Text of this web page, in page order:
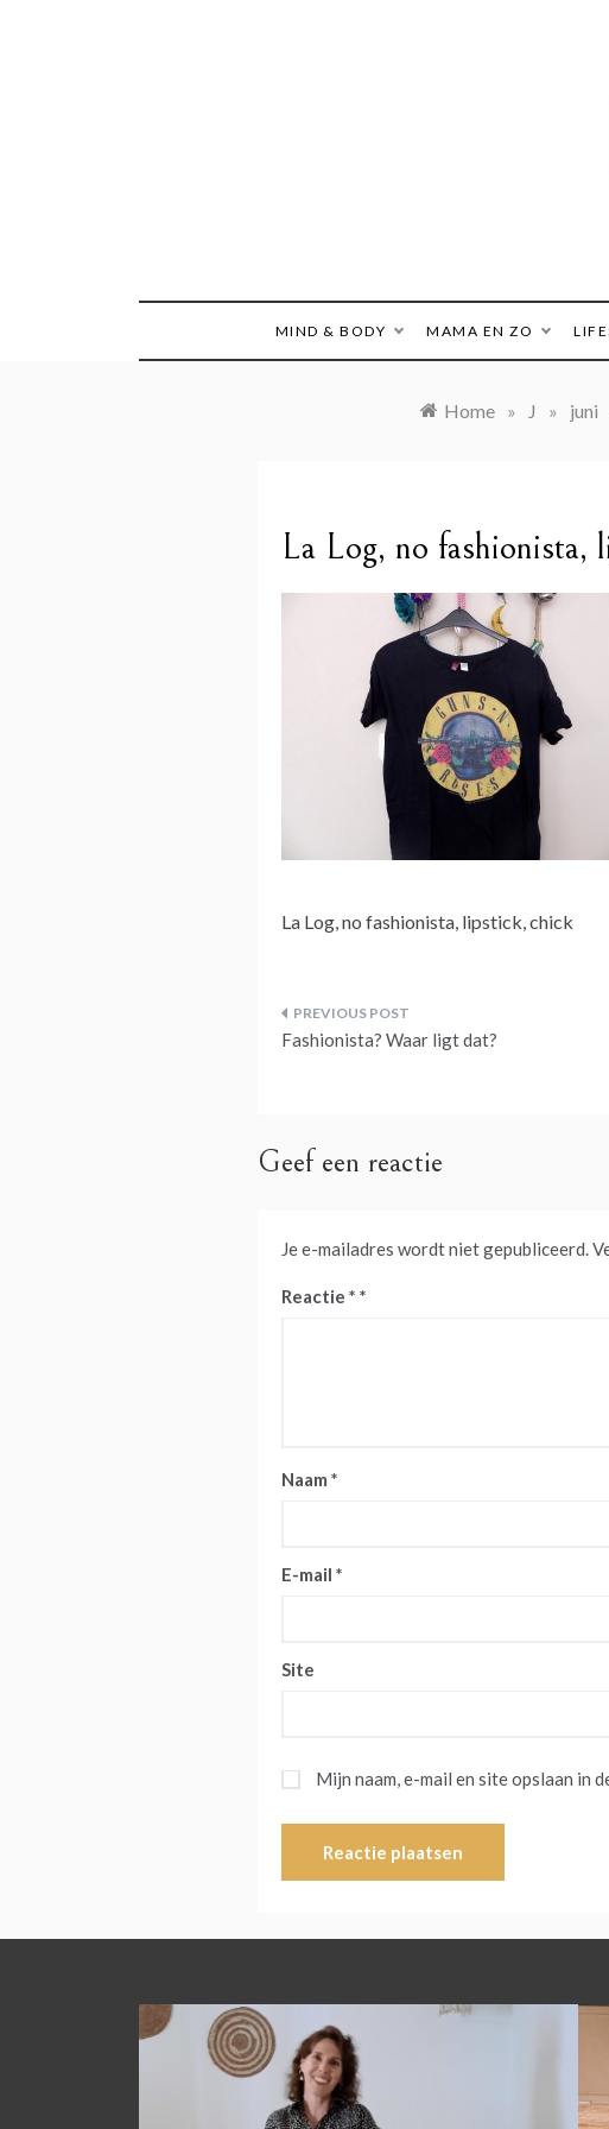
MIND & BODY MAMA EN ZO
Home » J » juni
La Log, no fashionista,
La Log, no fashionista, lipstick, chick
Bericht
Fashionista? Waar ligt dat?
Geef een reactie
Je e-mailadres wordt niet gepubliceerd.
Reactie *
Naam *
E-mail *
Site
Mijn naam, e-mail en site opslaan in